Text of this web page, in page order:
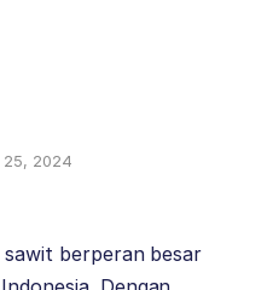
25, 2024
berperan besar